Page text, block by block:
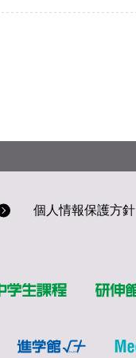
個人情報保護方針